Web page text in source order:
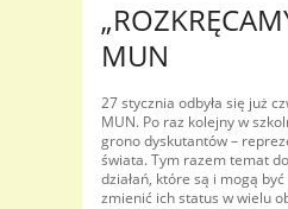
MUN
27 stycznia odbyła się już
MUN. Po raz kolejny w
grono dyskutantów –
świata. Tym razem temat
działań, które są i mogą
zmienić ich status w wielu